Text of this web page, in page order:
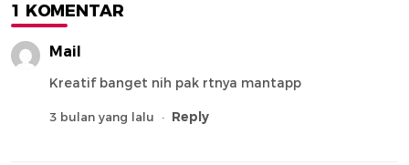
1 KOMENTAR
Mail
Kreatif banget nih pak rtnya mantapp
3 bulan yang lalu Reply